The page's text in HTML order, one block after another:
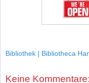
Bibliothek | Bibliotheca
Keine Kommentare: